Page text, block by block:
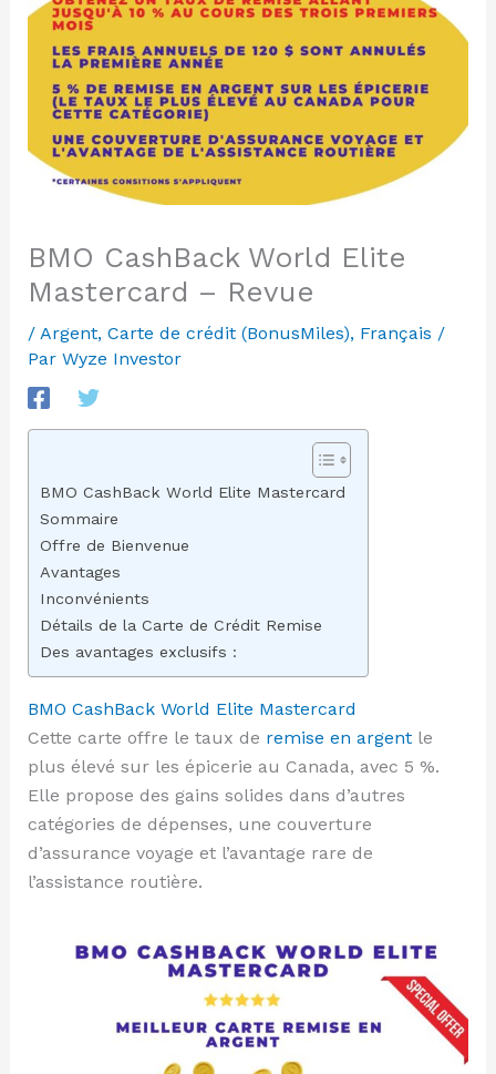
BMO CashBack World Elite
Mastercard – Revue
/ Argent, Carte de crédit (BonusMiles), Français /
Par Wyze Investor
BMO CashBack World Elite Mastercard
Sommaire
Offre de Bienvenue
Avantages
Inconvénients
Détails de la Carte de Crédit Remise
Des avantages exclusifs :
BMO CashBack World Elite Mastercard
Cette carte offre le taux de remise en argentle
plus élevé sur les épicerie au Canada, avec 5 %.
Elle propose des gains solides dans d’autres
catégories de dépenses, une couverture
d’assurance voyage et l’avantage rare de
l’assistance routière.